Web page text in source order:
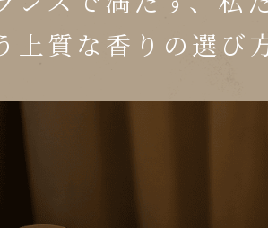
上質な香りの選び